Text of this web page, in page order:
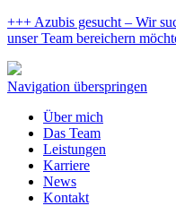
+++ Azubis gesucht – Wir
unser Team bereichern
Navigation überspringen
Über mich
Das Team
Leistungen
Karriere
News
Kontakt